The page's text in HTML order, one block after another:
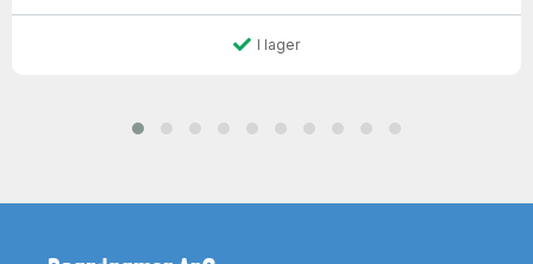
I lager